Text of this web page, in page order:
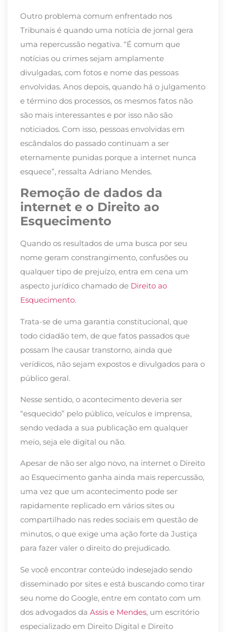
Outro problema comum enfrentado nos
Tribunais é quando uma notícia de jornal gera
uma repercussão negativa. “É comum que
notícias ou crimes sejam amplamente
divulgadas, com fotos e nome das pessoas
envolvidas. Anos depois, quando há o julgamento
e término dos processos, os mesmos fatos não
são mais interessantes e por isso não são
noticiados. Com isso, pessoas envolvidas em
escândalos do passado continuam a ser
eternamente punidas porque a internet nunca
esquece”, ressalta Adriano Mendes.
Remoção de dados da
internet e o Direito ao
Esquecimento
Quando os resultados de uma busca por seu
nome geram constrangimento, confusões ou
qualquer tipo de prejuízo, entra em cena um
aspecto jurídico chamado de Direito ao
Esquecimento.
Trata-se de uma garantia constitucional, que
todo cidadão tem, de que fatos passados que
possam lhe causar transtorno, ainda que
verídicos, não sejam expostos e divulgados para o
público geral.
Nesse sentido, o acontecimento deveria ser
“esquecido” pelo público, veículos e imprensa,
sendo vedada a sua publicação em qualquer
meio, seja ele digital ou não.
Apesar de não ser algo novo, na internet o Direito
ao Esquecimento ganha ainda mais repercussão,
uma vez que um acontecimento pode ser
rapidamente replicado em vários sites ou
compartilhado nas redes sociais em questão de
minutos, o que exige uma ação forte da Justiça
para fazer valer o direito do prejudicado.
Se você encontrar conteúdo indesejado sendo
disseminado por sites e está buscando como tirar
seu nome do Google, entre em contato com um
dos advogados da Assis e Mendes, um escritório
especializado em Direito Digital e Direito